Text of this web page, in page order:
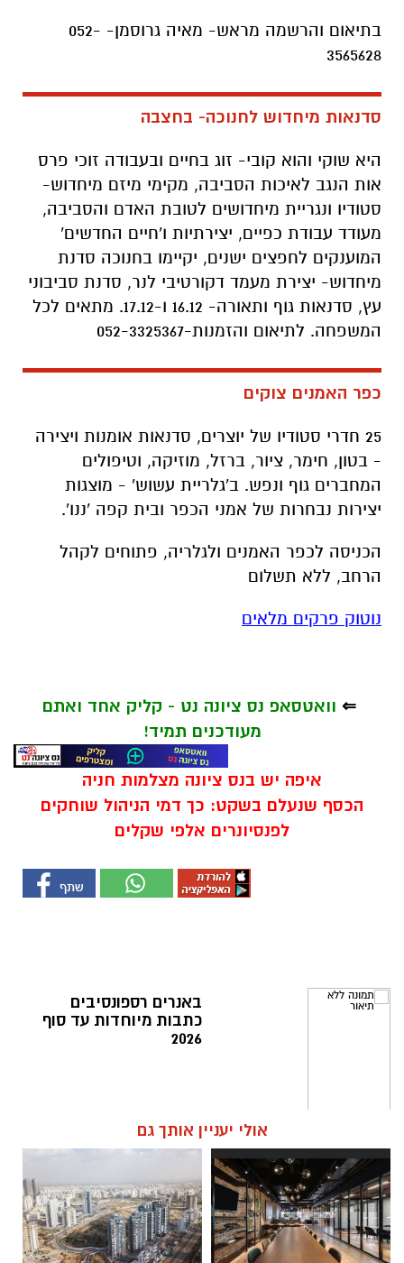
בתיאום והרשמה מראש- מאיה גרוסמן- 052-
3565628
סדנאות מיחדוש לחנוכה- בחצבה
היא שוקי והוא קובי- זוג בחיים ובעבודה זוכי פרס
אות הנגב לאיכות הסביבה, מקימי מיזם מיחדוש-
סטודיו ונגריית מיחדושים לטובת האדם והסביבה,
מעודד עבודת כפיים, יצירתיות ו'חיים החדשים'
המוענקים לחפצים ישנים, יקיימו בחנוכה סדנת
מיחדוש- יצירת מעמד דקורטיבי לנר, סדנת סביבוני
עץ, סדנאות גוף ותאורה- 16.12 ו-17.12. מתאים לכל
המשפחה. לתיאום והזמנות-052-3325367
כפר האמנים צוקים
25 חדרי סטודיו של יוצרים, סדנאות אומנות ויצירה
- בטון, חימר, ציור, ברזל, מוזיקה, וטיפולים
המחברים גוף ונפש. ב'גלריית עשוש' - מוצגות
יצירות נבחרות של אמני הכפר ובית קפה 'ננו'.
הכניסה לכפר האמנים ולגלריה, פתוחים לקהל
הרחב, ללא תשלום
נוטוק פרקים מלאים
⇐ וואטסאפ נס ציונה נט - קליק אחד ואתם
מעודכנים תמיד!
איפה יש בנס ציונה מצלמות חניה
הכסף שנעלם בשקט: כך דמי הניהול שוחקים
לפנסיונרים אלפי שקלים
באנרים רספונסיבים
כתבות מיוחדות עד סוף
2026
אולי יעניין אותך גם